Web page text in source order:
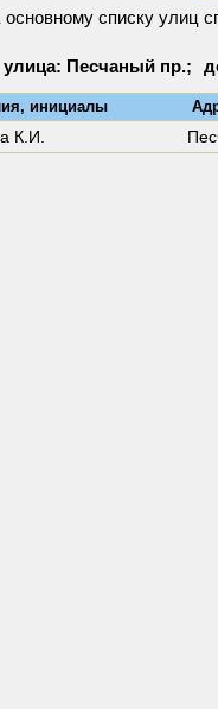
основному списку улиц
улица: Песчаный пр.;
инициалы
К.И.